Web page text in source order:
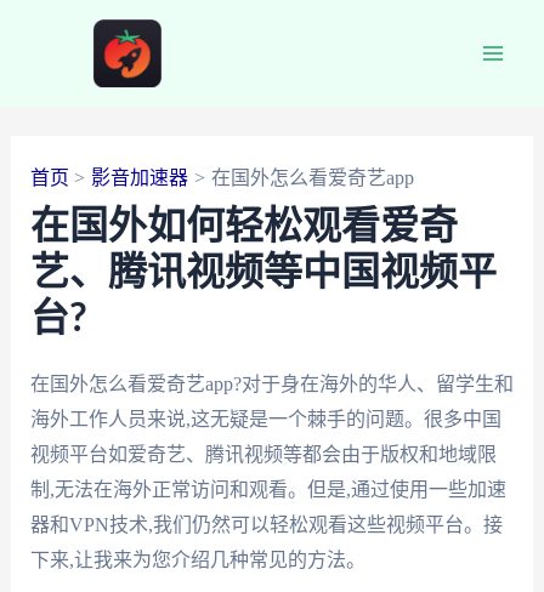
首页 影音加速器 在国外怎么看爱奇艺app
在国外如何轻松观看爱奇
艺、腾讯视频等中国视频平
台?
在国外怎么看爱奇艺app?对于身在海外的华人、留学生和
海外工作人员来说,这无疑是一个棘手的问题。很多中国
视频平台如爱奇艺、腾讯视频等都会由于版权和地域限
制,无法在海外正常访问和观看。但是,通过使用一些加速
器和VPN技术,我们仍然可以轻松观看这些视频平台。接
下来,让我来为您介绍几种常见的方法。